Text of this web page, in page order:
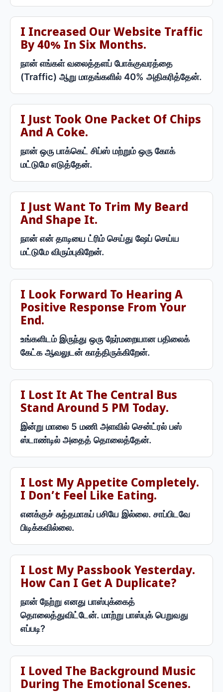
I Increased Our Website Traffic
By 40% In Six Months.
நான் எங்கள் வலைத்தளப் போக்குவரத்தை
(Traffic) ஆறு மாதங்களில் 40% அதிகரித்தேன்.
I Just Took One Packet Of Chips
And A Coke.
நான் ஒரு பாக்கெட் சிப்ஸ் மற்றும் ஒரு கோக்
மட்டுமே எடுத்தேன்.
I Just Want To Trim My Beard
And Shape It.
நான் என் தாடியை ட்ரிம் செய்து ஷேப் செய்ய
மட்டுமே விரும்புகிறேன்.
I Look Forward To Hearing A
Positive Response From Your
End.
உங்களிடம் இருந்து ஒரு நேர்மறையான பதிலைக்
கேட்க ஆவலுடன் காத்திருக்கிறேன்.
I Lost It At The Central Bus
Stand Around 5 PM Today.
இன்று மாலை 5 மணி அளவில் சென்ட்ரல் பஸ்
ஸ்டாண்டில் அதைத் தொலைத்தேன்.
I Lost My Appetite Completely.
I Don’t Feel Like Eating.
எனக்குச் சுத்தமாகப் பசியே இல்லை. சாப்பிடவே
பிடிக்கவில்லை.
I Lost My Passbook Yesterday.
How Can I Get A Duplicate?
நான் நேற்று எனது பாஸ்புக்கைத்
தொலைத்துவிட்டேன். மாற்று பாஸ்புக் பெறுவது
எப்படி?
I Loved The Background Music
During The Emotional Scenes.